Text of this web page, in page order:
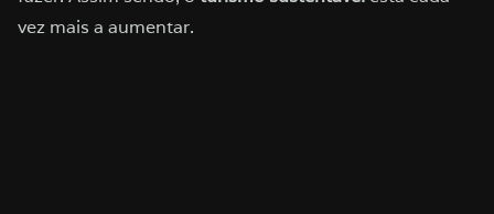
vez mais a aumentar.